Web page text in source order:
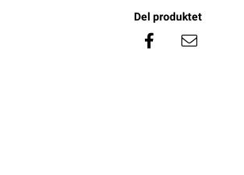
Del produktet